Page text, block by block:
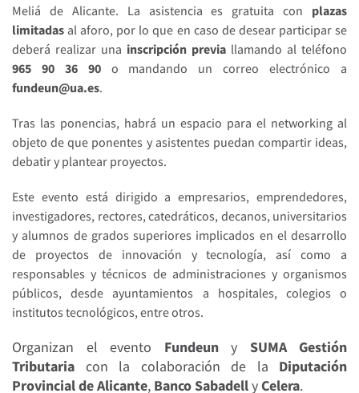
Meliá de Alicante. La asistencia es gratuita con plazas
limitadas al aforo, por lo que en caso de desear participar se
deberá realizar una inscripción previa llamando al teléfono
965 90 36 90o mandando un correo electrónico a
fundeun@ua.es.
Tras las ponencias, habrá un espacio para el networking al
objeto de que ponentes y asistentes puedan compartir ideas,
debatir y plantear proyectos.
Este evento está dirigido a empresarios, emprendedores,
investigadores, rectores, catedráticos, decanos, universitarios
y alumnos de grados superiores implicados en el desarrollo
de proyectos de innovación y tecnología, así como a
responsables y técnicos de administraciones y organismos
públicos, desde ayuntamientos a hospitales, colegios o
institutos tecnológicos, entre otros.
Organizan el evento Fundeuny SUMA Gestión
Tributaria con la colaboración de la Diputación
Provincial de Alicante, Banco SabadellyCelera.